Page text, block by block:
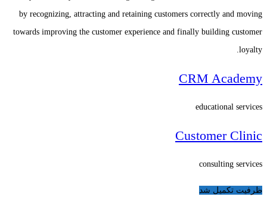
by recognizing, attracting and retaining customers correctly and moving
towards improving the customer experience and finally building customer
loyalty.
CRM Academy
educational services
Customer Clinic
consulting services
ظرفیت تکمیل شد